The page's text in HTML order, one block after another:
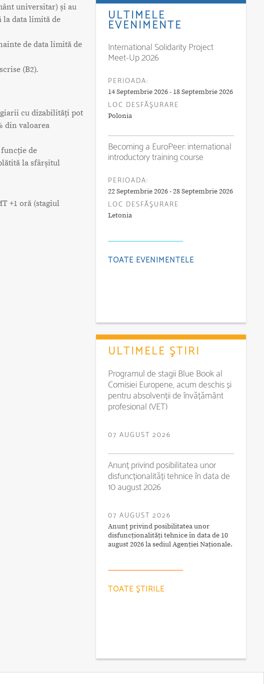
universitar) și au
la data limită de
de data limită de
(B2).
cu dizabilități pot
din valoarea
de
la sfârșitul
+1 oră (stagiul
ULTIMELE
EVENIMENTE
International Solidarity Project
Meet-Up 2026
PERIOADA:
14 Septembrie 2026 - 18 Septembrie 2026
LOC DESFĂŞURARE
Polonia
Becoming a EuroPeer: international
introductory training course
PERIOADA:
22 Septembrie 2026 - 28 Septembrie 2026
LOC DESFĂŞURARE
Letonia
TOATE EVENIMENTELE
ULTIMELE ŞTIRI
Programul de stagii Blue Book al
Comisiei Europene, acum deschis și
pentru absolvenții de învățământ
profesional (VET)
07 AUGUST 2026
Anunț privind posibilitatea unor
disfuncționalități tehnice în data de
10 august 2026
07 AUGUST 2026
Anunț privind posibilitatea unor
disfuncționalități tehnice în data de 10
august 2026 la sediul Agenției Naționale.
TOATE ŞTIRILE